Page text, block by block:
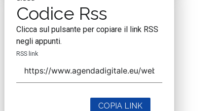
Codice Rss
Clicca sul pulsante per copiare il link RSS
negli appunti.
RSS link
COPIA LINK